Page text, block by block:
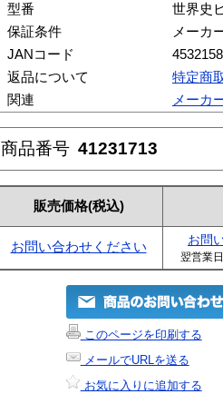
型番
世界史
保証条件
メーカ
JANコード
返品について
特定商
関連
メーカ
商品番号 41231713
販売価格(税込)
お問い合わせください お問
翌営業
このページを印刷する
メールでURLを送る
お気に入りに追加する